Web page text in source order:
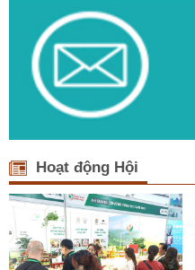
Hoạt động Hội